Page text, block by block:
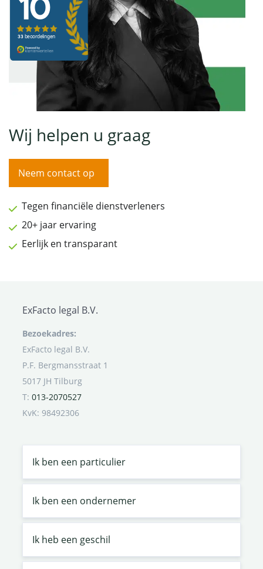
Wij helpen u graag
Neem contact op
Tegen financiële dienstverleners
20+ jaar ervaring
Eerlijk en transparant
ExFacto legal B.V.
Bezoekadres:
ExFacto legal B.V.
P.F. Bergmansstraat 1
5017 JH Tilburg
T: 013-2070527
KvK: 98492306
Ik ben een particulier
Ik ben een ondernemer
Ik heb een geschil